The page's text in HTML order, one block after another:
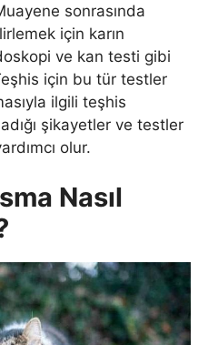
sonrasında
için karın
ve kan testi gibi
için bu tür testler
ilgili teşhis
şikayetler ve testler
olur.
Nasıl